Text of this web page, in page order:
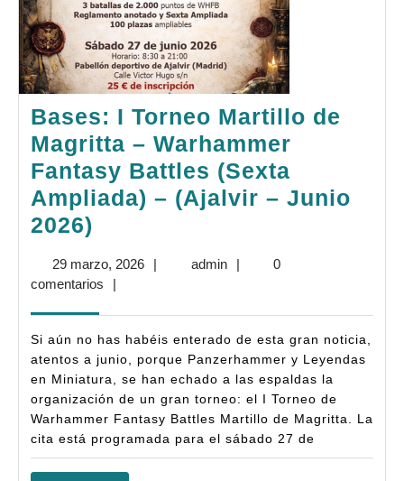
Bases: I Torneo Martillo de
Magritta – Warhammer
Fantasy Battles (Sexta
Ampliada) – (Ajalvir – Junio
2026)
Torneo
de
Magritta
–
Warhammer
Fantasy
Battles
29 marzo, 202629| adminadmin
|
0
comentarios
|
Si aún no has habéis enterado de esta gran noticia,
atentos a junio, porque Panzerhammer y Leyendas
en Miniatura, se han echado a las espaldas la
organización de un gran torneo: el I Torneo de
Warhammer Fantasy Battles Martillo de Magritta. La
cita está programada para el sábado 27 de